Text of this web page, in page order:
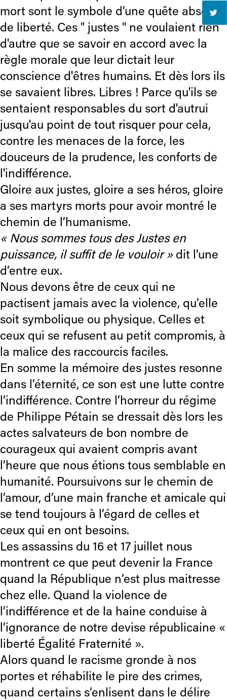
mort sont le symbole d’une quête absolue
de liberté. Ces " justes " ne voulaient rien
d'autre que se savoir en accord avec la
règle morale que leur dictait leur
conscience d'êtres humains. Et dès lors ils
se savaient libres. Libres ! Parce qu'ils se
sentaient responsables du sort d'autrui
jusqu'au point de tout risquer pour cela,
contre les menaces de la force, les
douceurs de la prudence, les conforts de
l'indifférence.
Gloire aux justes, gloire a ses héros, gloire
a ses martyrs morts pour avoir montré le
chemin de l’humanisme.
« Nous sommes tous des Justes en
puissance, il suffit de le vouloir »dit l’une
d’entre eux.
Nous devons être de ceux qui ne
pactisent jamais avec la violence, qu’elle
soit symbolique ou physique. Celles et
ceux qui se refusent au petit compromis, à
la malice des raccourcis faciles.
En somme la mémoire des justes resonne
dans l’éternité, ce son est une lutte contre
l’indifférence. Contre l’horreur du régime
de Philippe Pétain se dressait dès lors les
actes salvateurs de bon nombre de
courageux qui avaient compris avant
l’heure que nous étions tous semblable en
humanité. Poursuivons sur le chemin de
l’amour, d’une main franche et amicale qui
se tend toujours à l’égard de celles et
ceux qui en ont besoins.
Les assassins du 16 et 17 juillet nous
montrent ce que peut devenir la France
quand la République n’est plus maitresse
chez elle. Quand la violence de
l’indifférence et de la haine conduise à
l’ignorance de notre devise républicaine «
liberté Égalité Fraternité ».
Alors quand le racisme gronde à nos
portes et réhabilite le pire des crimes,
quand certains s’enlisent dans le délire